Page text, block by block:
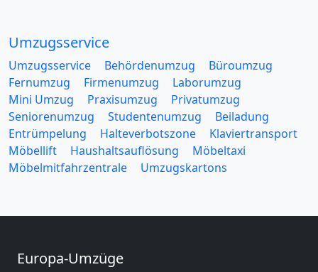
Umzugsservice
Umzugsservice Behördenumzug
Büroumzug
Fernumzug
Firmenumzug
Laborumzug
Mini Umzug
Praxisumzug
Privatumzug
Seniorenumzug
Studentenumzug
Beiladung
Entrümpelung
Halteverbotszone
Klaviertransport
Möbellift
Haushaltsauflösung
Möbeltaxi
Möbelmitfahrzentrale
Umzugskartons
Europa-Umzüge